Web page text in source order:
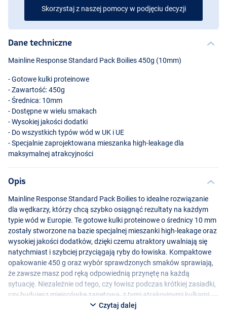
Skorzystaj z naszej pomocy w podjęciu decyzji
Dane techniczne
Mainline Response Standard Pack Boilies 450g (10mm)
- Gotowe kulki proteinowe
- Zawartość: 450g
- Średnica: 10mm
- Dostępne w wielu smakach
- Wysokiej jakości dodatki
- Do wszystkich typów wód w UK i UE
- Specjalnie zaprojektowana mieszanka high-leakage dla
maksymalnej atrakcyjności
Opis
Mainline Response Standard Pack Boilies to idealne rozwiązanie
dla wędkarzy, którzy chcą szybko osiągnąć rezultaty na każdym
typie wód w Europie. Te gotowe kulki proteinowe o średnicy 10 mm
zostały stworzone na bazie specjalnej mieszanki high-leakage oraz
wysokiej jakości dodatków, dzięki czemu atraktory uwalniają się
natychmiast i szybciej przyciągają ryby do łowiska. Kompaktowe
opakowanie 450 g oraz wybór sprawdzonych smaków sprawiają,
że zawsze masz pod ręką odpowiednią przynętę na każdą
sytuację. Niezależnie od tego, czy łowisz podczas krótkiej zasiadki,
czy budujesz miejscówkę zanętową, z tymi atrakcyjnymi kulkami
zwiększasz swoje szanse na udany połów.
Czytaj dalej